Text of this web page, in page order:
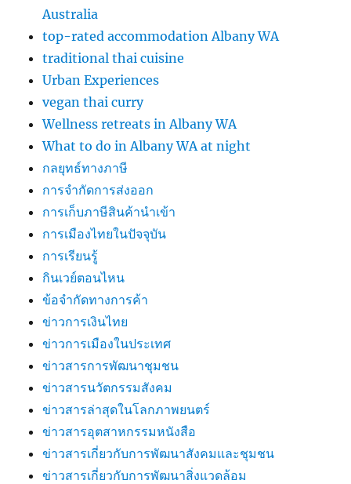
Australia
top-rated accommodation Albany WA
traditional thai cuisine
Urban Experiences
vegan thai curry
Wellness retreats in Albany WA
What to do in Albany WA at night
กลยุทธ์ทางภาษี
การจำกัดการส่งออก
การเก็บภาษีสินค้านำเข้า
การเมืองไทยในปัจจุบัน
การเรียนรู้
กินเวย์ตอนไหน
ข้อจำกัดทางการค้า
ข่าวการเงินไทย
ข่าวการเมืองในประเทศ
ข่าวสารการพัฒนาชุมชน
ข่าวสารนวัตกรรมสังคม
ข่าวสารล่าสุดในโลกภาพยนตร์
ข่าวสารอุตสาหกรรมหนังสือ
ข่าวสารเกี่ยวกับการพัฒนาสังคมและชุมชน
ข่าวสารเกี่ยวกับการพัฒนาสิ่งแวดล้อม